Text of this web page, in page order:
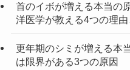
首のイボが増える本当の
洋医学が教える4つの理
更年期のシミが増える本
は限界がある3つの原因